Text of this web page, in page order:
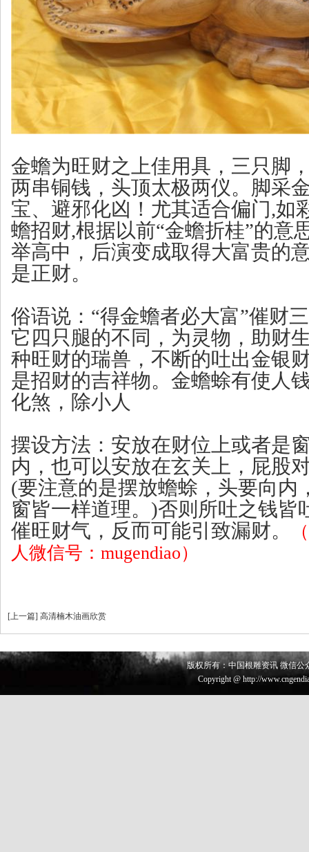
金蟾为旺财之上佳用具，三只脚
两串铜钱，头顶太极两仪。脚采
宝、避邪化凶！尤其适合偏门,如
蟾招财,根据以前“金蟾折桂”的意
举高中，后演变成取得大富贵的
是正财。
俗语说：“得金蟾者必大富”催财
它四只腿的不同，为灵物，助财
种旺财的瑞兽，不断的吐出金银
是招财的吉祥物。金蟾蜍有使人
化煞，除小人
摆设方法：安放在财位上或者是
内，也可以安放在玄关上，屁股
(要注意的是摆放蟾蜍，头要向内
窗皆一样道理。)否则所吐之钱皆
催旺财气，反而可能引致漏财。
人微信号：mugendiao）
[上一篇] 高清楠木油画欣赏
版权所有：中国根雕资讯 微信公
Copyright @ http://